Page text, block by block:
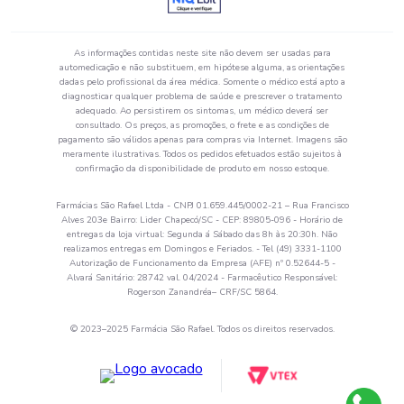
As informações contidas neste site não devem ser usadas para
automedicação e não substituem, em hipótese alguma, as orientações
dadas pelo profissional da área médica. Somente o médico está apto a
diagnosticar qualquer problema de saúde e prescrever o tratamento
adequado. Ao persistirem os sintomas, um médico deverá ser
consultado. Os preços, as promoções, o frete e as condições de
pagamento são válidos apenas para compras via Internet. Imagens são
meramente ilustrativas. Todos os pedidos efetuados estão sujeitos à
confirmação da disponibilidade de produto em nosso estoque.
Farmácias São Rafael Ltda - CNPJ 01.659.445/0002-21 – Rua Francisco
Alves 203e Bairro: Lider Chapecó/SC - CEP: 89805-096 - Horário de
entregas da loja virtual: Segunda á Sábado das 8h às 20:30h. Não
realizamos entregas em Domingos e Feriados. - Tel (49) 3331-1100
Autorização de Funcionamento da Empresa (AFE) nº 0.52644-5 -
Alvará Sanitário: 28742 val. 04/2024 - Farmacêutico Responsável:
Rogerson Zanandréa– CRF/SC 5864.
© 2023–2025 Farmácia São Rafael. Todos os direitos reservados.